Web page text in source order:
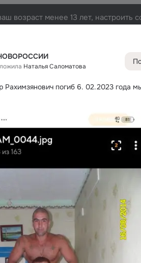
Наталья Саломатова
Рахимзянович погиб 6. 02.2023 года
возраст менее 13 лет,